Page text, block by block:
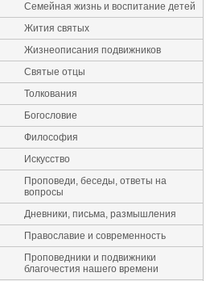
Семейная жизнь и воспитание детей
Жития святых
Жизнеописания подвижников
Святые отцы
Толкования
Богословие
Философия
Искусство
Проповеди, беседы, ответы на
вопросы
Дневники, письма, размышления
Православие и современность
Проповедники и подвижники
благочестия нашего времени